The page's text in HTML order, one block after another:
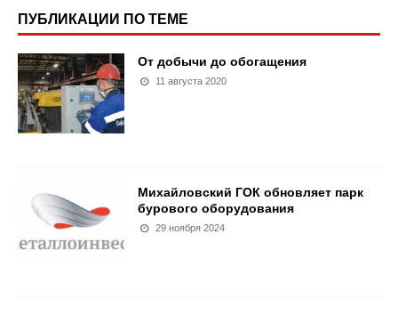
ПУБЛИКАЦИИ ПО ТЕМЕ
От добычи до обогащения
11 августа 2020
Михайловский ГОК обновляет парк
бурового оборудования
29 ноября 2024